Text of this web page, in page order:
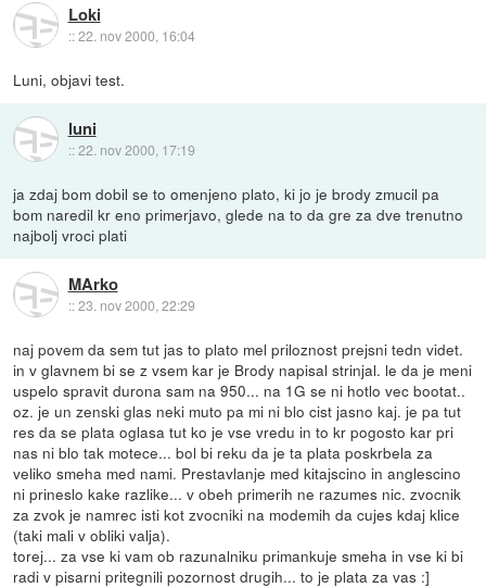
Loki
::22. nov 2000, 16:04
Luni, objavi test.
luni
::22. nov 2000, 17:19
ja zdaj bom dobil se to omenjeno plato, ki jo je brody zmucil pa
bom naredil kr eno primerjavo, glede na to da gre za dve trenutno
najbolj vroci plati
MArko
::23. nov 2000, 22:29
naj povem da sem tut jas to plato mel priloznost prejsni tedn videt.
in v glavnem bi se z vsem kar je Brody napisal strinjal. le da je meni
uspelo spravit durona sam na 950... na 1G se ni hotlo vec bootat..
oz. je un zenski glas neki muto pa mi ni blo cist jasno kaj. je pa tut
res da se plata oglasa tut ko je vse vredu in to kr pogosto kar pri
nas ni blo tak motece... bol bi reku da je ta plata poskrbela za
veliko smeha med nami. Prestavlanje med kitajscino in anglescino
ni prineslo kake razlike... v obeh primerih ne razumes nic. zvocnik
za zvok je namrec isti kot zvocniki na modemih da cujes kdaj klice
(taki mali v obliki valja).
torej... za vse ki vam ob razunalniku primankuje smeha in vse ki bi
radi v pisarni pritegnili pozornost drugih... to je plata za vas :]